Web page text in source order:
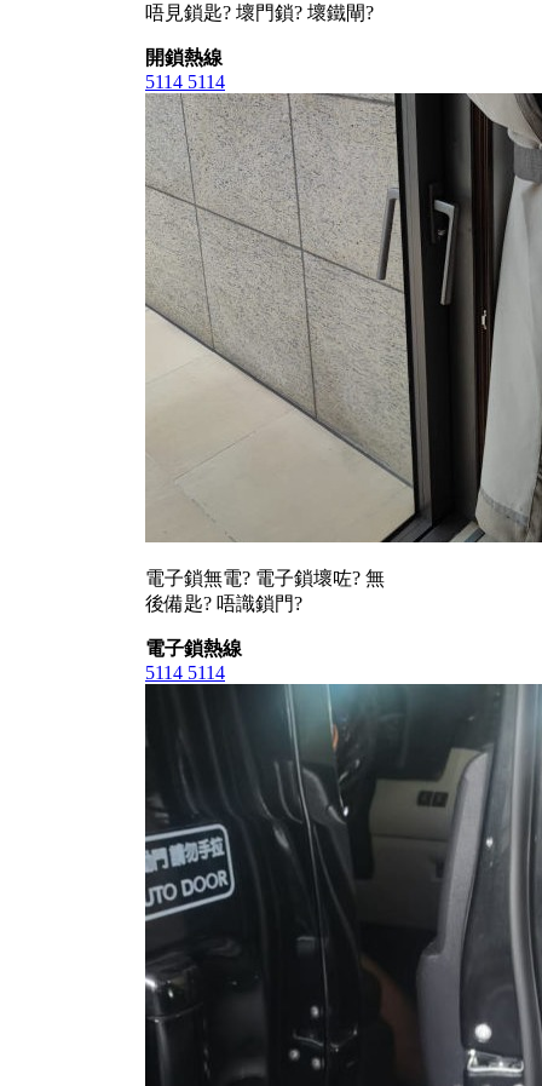
唔見鎖匙? 壞門鎖? 壞鐵閘?
開鎖熱線
5114 5114
電子鎖無電? 電子鎖壞咗? 無
後備匙? 唔識鎖門?
電子鎖熱線
5114 5114